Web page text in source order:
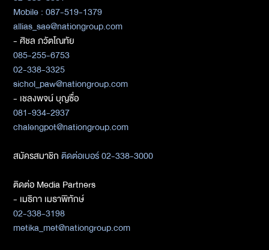
Mobile : 087-519-1379
allias_sae@nationgroup.com
- ศิชล ภวัตโณทัย
085-255-6753
02-338-3325
sichol_paw@nationgroup.com
- เชลงพจน์ บุญซื่อ
081-934-2937
chalengpot@nationgroup.com
สมัครสมาชิกติดต่อเบอร์ 02-338-3000
ติดต่อ Media Partners
- เมธิกา เมธาพิทักษ์
02-338-3198
metika_met@nationgroup.com